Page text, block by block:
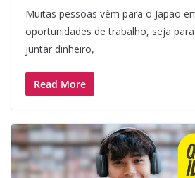
Muitas pessoas vêm para o Japão
oportunidades de trabalho, seja
juntar dinheiro,
Read More